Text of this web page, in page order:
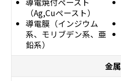
導電焼付ペースト
（Ag,Cuペースト）
導電膜（インジウム
系、モリブデン系、亜
鉛系）
金属